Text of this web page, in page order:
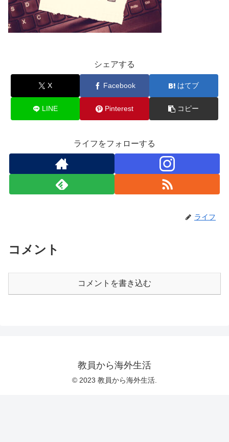
シェアする
X Facebook はてブ
LINE Pinterest コピー
ライフをフォローする
ライフ
コメント
コメントを書き込む
教員から海外生活
© 2023 教員から海外生活.